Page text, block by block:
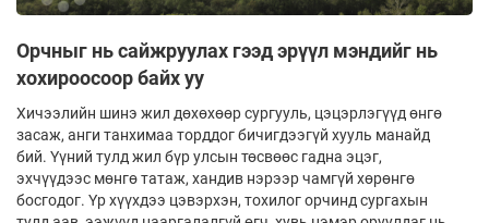
Орчныг нь сайжруулах гээд эрүүл мэндийг нь
хохироосоор байх уу
Хичээлийн шинэ жил дөхөхөөр сургууль, цэцэрлэгүүд өнгө
засаж, анги танхимаа торддог бичигдээгүй хууль манайд
бий. Үүний тулд жил бүр улсын төсвөөс гадна эцэг,
эхчүүдээс мөнгө татаж, хандив нэрээр чамгүй хөрөнгө
босгодог. Үр хүүхдээ цэвэрхэн, тохилог орчинд сургахын